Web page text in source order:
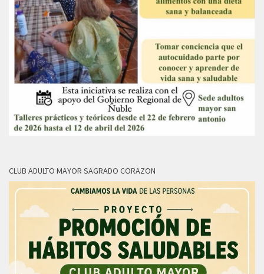
CLUB ADULTO MAYOR SAGRADO CORAZON